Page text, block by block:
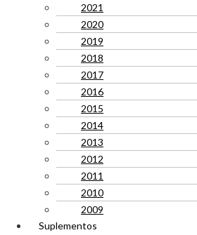
2021
2020
2019
2018
2017
2016
2015
2014
2013
2012
2011
2010
2009
Suplementos